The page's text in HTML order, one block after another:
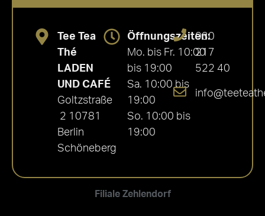
Filiale Zehlendorf
Tee Tea
Thé
LADEN
UND CAFÉ
Goltzstraße
2 10781
Berlin
Schöneberg
Öffnungszeiten:
Mo. bis Fr. 10:00
bis 19:00
Sa. 10:00 bis
19:00
So. 10:00 bis
19:00
030
217
522 40